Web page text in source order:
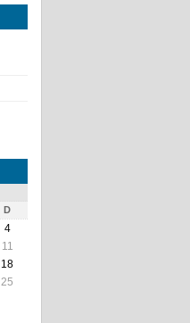
D
4
11
18
25